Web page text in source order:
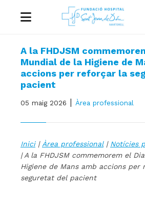
A la FHDJSM
Mundial de la Higiene de
accions per reforçar la
pacient
05 maig 2026 Àrea professional
Inici| Àrea professional| Notícies
| A la FHDJSM commemorem el
Higiene de Mans amb accions per
seguretat del pacient